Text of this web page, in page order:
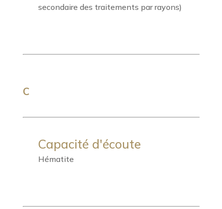
secondaire des traitements par rayons)
C
Capacité d'écoute
Hématite